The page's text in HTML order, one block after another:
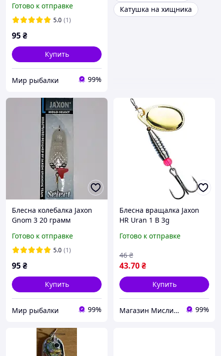
Готово к отправке
5.0 (1)
95₴
Купить
Мир рыбалки 99%
Катушка на хищника
Блесна колебалка Jaxon
Gnom 3 20 грамм
Готово к отправке
5.0 (1)
95₴
Купить
Мир рыбалки 99%
Блесна вращалка Jaxon
HR Uran 1 B 3g
Готово к отправке
43.70₴
46 ₴
Купить
Магазин Мисливець 99%